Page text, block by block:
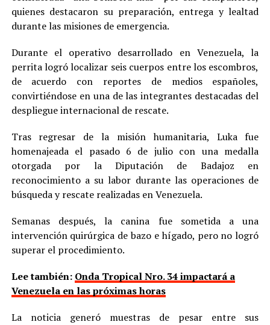
quienes destacaron su preparación, entrega y lealtad
durante las misiones de emergencia.
Durante el operativo desarrollado en Venezuela, la
perrita logró localizar seis cuerpos entre los escombros,
de acuerdo con reportes de medios españoles,
convirtiéndose en una de las integrantes destacadas del
despliegue internacional de rescate.
Tras regresar de la misión humanitaria, Luka fue
homenajeada el pasado 6 de julio con una medalla
otorgada por la Diputación de Badajoz en
reconocimiento a su labor durante las operaciones de
búsqueda y rescate realizadas en Venezuela.
Semanas después, la canina fue sometida a una
intervención quirúrgica de bazo e hígado, pero no logró
superar el procedimiento.
Lee también: Onda Tropical Nro. 34 impactará a
Venezuela en las próximas horas
La noticia generó muestras de pesar entre sus